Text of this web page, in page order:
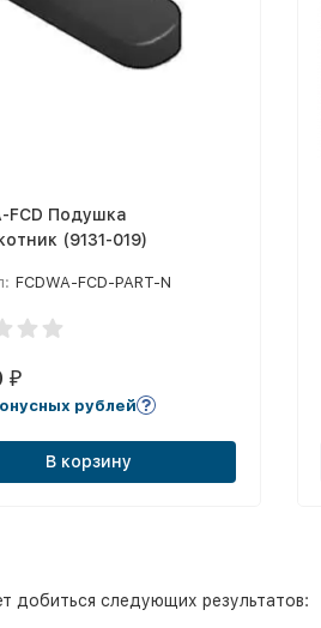
FCD Подушка
(9131-019)
FCDWA-FCD-PART-N
₽
рублей
В корзину
добиться следующих результатов: